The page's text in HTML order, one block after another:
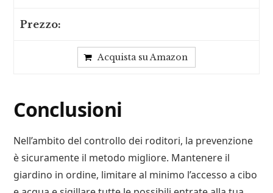
Acquista su Amazon
Conclusioni
Nell’ambito del controllo dei roditori, la prevenzione
è sicuramente il metodo migliore. Mantenere il
giardino in ordine, limitare al minimo l’accesso a cibo